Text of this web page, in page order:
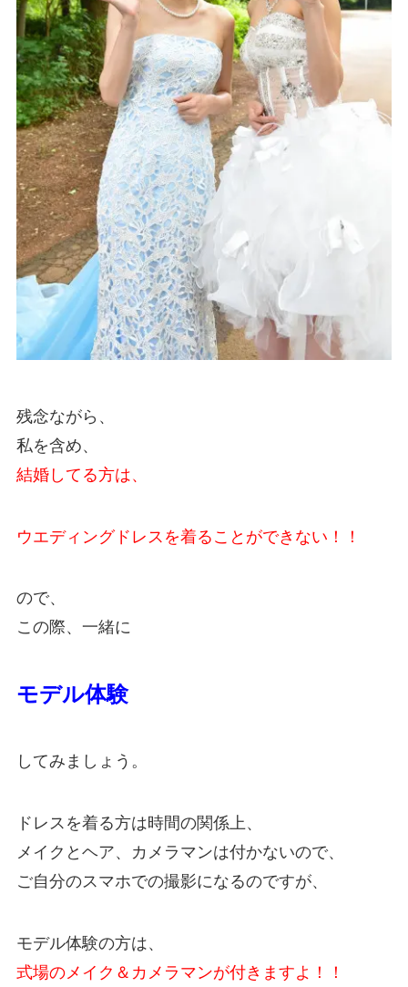
残念ながら、
私を含め、
結婚してる方は、
ウエディングドレスを着ることができない！！
ので、
この際、一緒に
モデル体験
してみましょう。
ドレスを着る方は時間の関係上、
メイクとヘア、カメラマンは付かないので、
ご自分のスマホでの撮影になるのですが、
モデル体験の方は、
式場のメイク＆カメラマンが付きますよ！！